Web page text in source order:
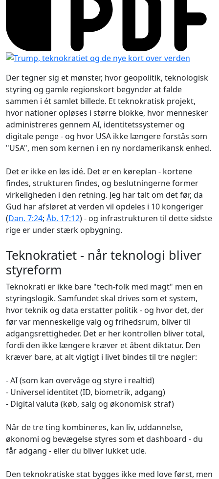
Der tegner sig et mønster, hvor geopolitik, teknologisk
styring og gamle regionskort begynder at falde
sammen i ét samlet billede. Et teknokratisk projekt,
hvor nationer opløses i større blokke, hvor mennesker
administreres gennem AI, identitetssystemer og
digitale penge - og hvor USA ikke længere forstås som
"USA", men som kernen i en ny nordamerikansk enhed.
Det er ikke en løs idé. Det er en køreplan - kortene
findes, strukturen findes, og beslutningerne former
virkeligheden i den retning. Jeg har talt om det før, da
Gud har afsløret at verden vil opdeles i 10 kongeriger
(Dan. 7:24; Åb. 17:12) - og infrastrukturen til dette sidste
rige er under stærk opbygning.
Teknokratiet - når teknologi bliver
styreform
Teknokrati er ikke bare "tech-folk med magt" men en
styringslogik. Samfundet skal drives som et system,
hvor teknik og data erstatter politik - og hvor det, der
før var menneskelige valg og frihedsrum, bliver til
adgangsrettigheder. Det er her kontrollen bliver total,
fordi den ikke længere kræver et åbent diktatur. Den
kræver bare, at alt vigtigt i livet bindes til tre nøgler:
- AI (som kan overvåge og styre i realtid)
- Universel identitet (ID, biometrik, adgang)
- Digital valuta (køb, salg og økonomisk straf)
Når de tre ting kombineres, kan liv, uddannelse,
økonomi og bevægelse styres som et dashboard - du
får adgang - eller du bliver lukket ude.
Den teknokratiske stat bygges ikke med love først, men